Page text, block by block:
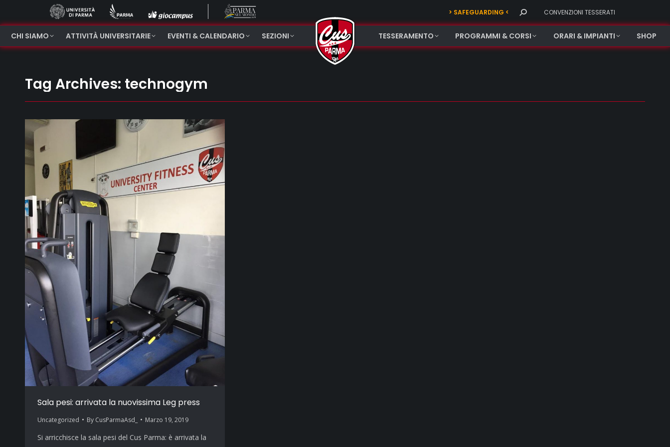
> SAFEGUARDING < Search: CONVENZIONI TESSERATI
CHI SIAMO ATTIVITÀ UNIVERSITARIE EVENTI & CALENDARIO SEZIONI TESSERAMENTO PROGRAMMI & CORSI ORARI & IMPIANTI SHOP
Tag Archives: technogym
Sala pesi: arrivata la nuovissima Leg press
Uncategorized By CusParmaAsd_ Marzo 19, 2019
Si arricchisce la sala pesi del Cus Parma: è arrivata la